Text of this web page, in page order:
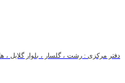
دفتر مرکزی : رشت ، گلسار ، بلوار گلایل ،